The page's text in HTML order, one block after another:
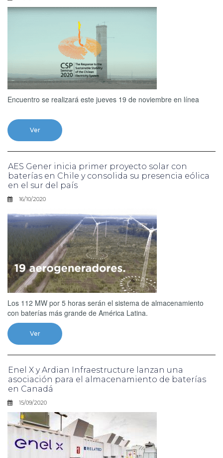
Encuentro se realizará este jueves 19 de noviembre en línea
Ver
AES Gener inicia primer proyecto solar con
baterías en Chile y consolida su presencia eólica
en el sur del país
16/10/2020
Los 112 MW por 5 horas serán el sistema de almacenamiento
con baterías más grande de América Latina.
Ver
Enel X y Ardian Infraestructure lanzan una
asociación para el almacenamiento de baterías
en Canadá
15/09/2020